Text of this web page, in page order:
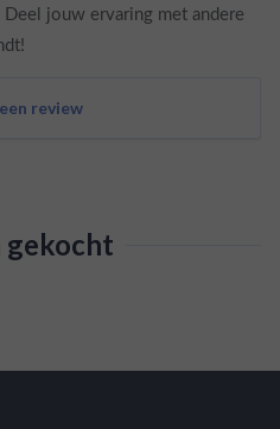
jouw ervaring met andere
review
gekocht